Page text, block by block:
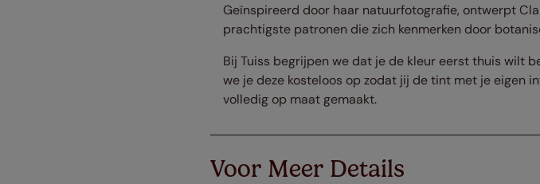
Geïnspireerd door haar natuurfotografie, ontwerpt
prachtigste patronen die zich kenmerken door
Bij Tuiss begrijpen we dat je de kleur eerst thuis wilt
we je deze kosteloos op zodat jij de tint met je eigen
volledig op maat gemaakt.
Voor Meer Details